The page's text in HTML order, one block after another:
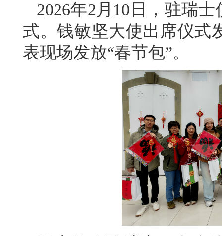
2026年2月10日，驻瑞
式。钱敏坚大使出席仪式
表现场发放“春节包”。